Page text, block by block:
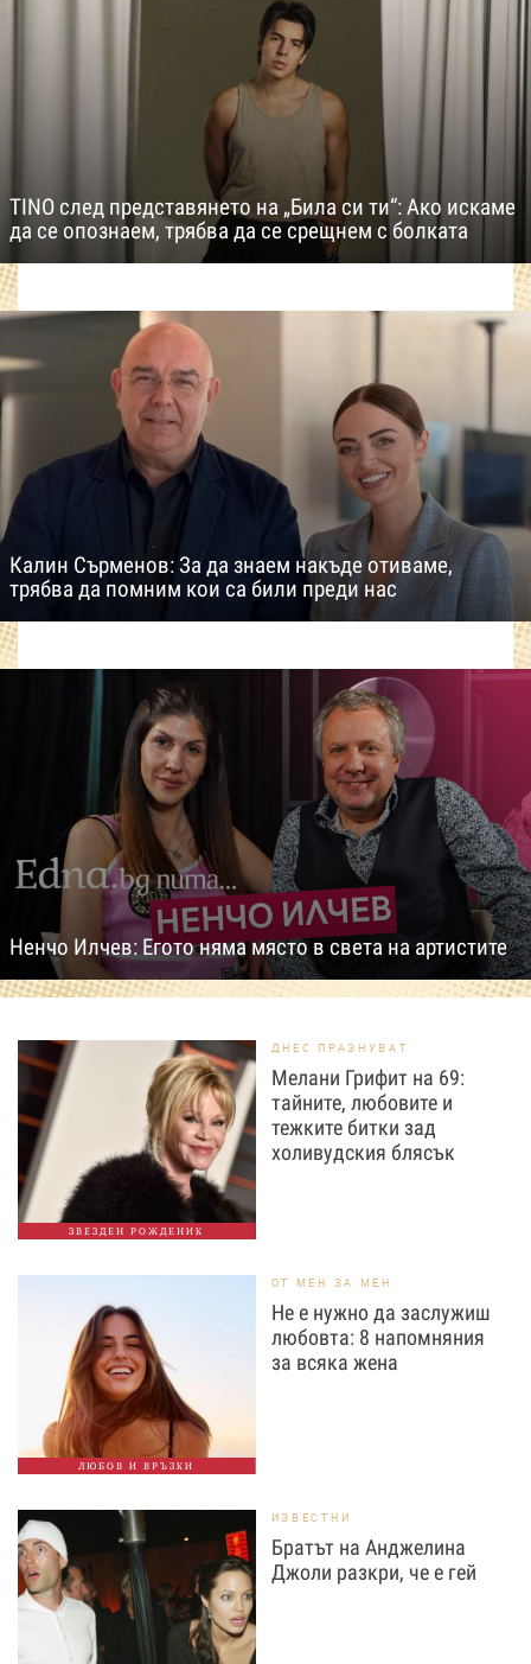
TINO след представянето на „Била си ти“: Ако искаме
да се опознаем, трябва да се срещнем с болката
Калин Сърменов: За да знаем накъде отиваме,
трябва да помним кои са били преди нас
Ненчо Илчев: Егото няма място в света на артистите
ЗВЕЗДЕН РОЖДЕНИК
ДНЕС ПРАЗНУВАТ
Мелани Грифит на 69:
тайните, любовите и
тежките битки зад
холивудския блясък
ЛЮБОВ И ВРЪЗКИ
ОТ МЕН ЗА МЕН
Не е нужно да заслужиш
любовта: 8 напомняния
за всяка жена
ИЗВЕСТНИ
Братът на Анджелина
Джоли разкри, че е гей